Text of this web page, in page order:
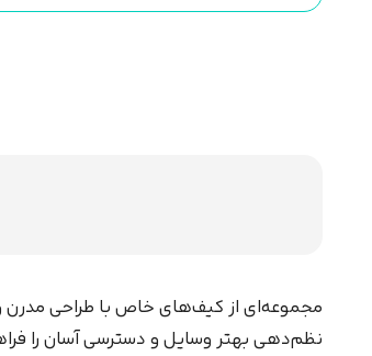
مجموعه‌ای از کیف‌های خاص با طراحی مدرن
نظم‌دهی بهتر وسایل و دسترسی آسان را